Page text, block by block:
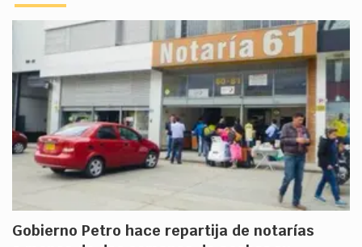
Gobierno Petro hace repartija de notarías